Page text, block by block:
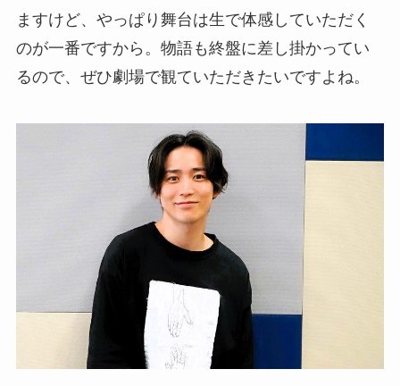
ますけど、やっぱり舞台は生で体感していただく
のが一番ですから。物語も終盤に差し掛かってい
るので、ぜひ劇場で観ていただきたいですよね。